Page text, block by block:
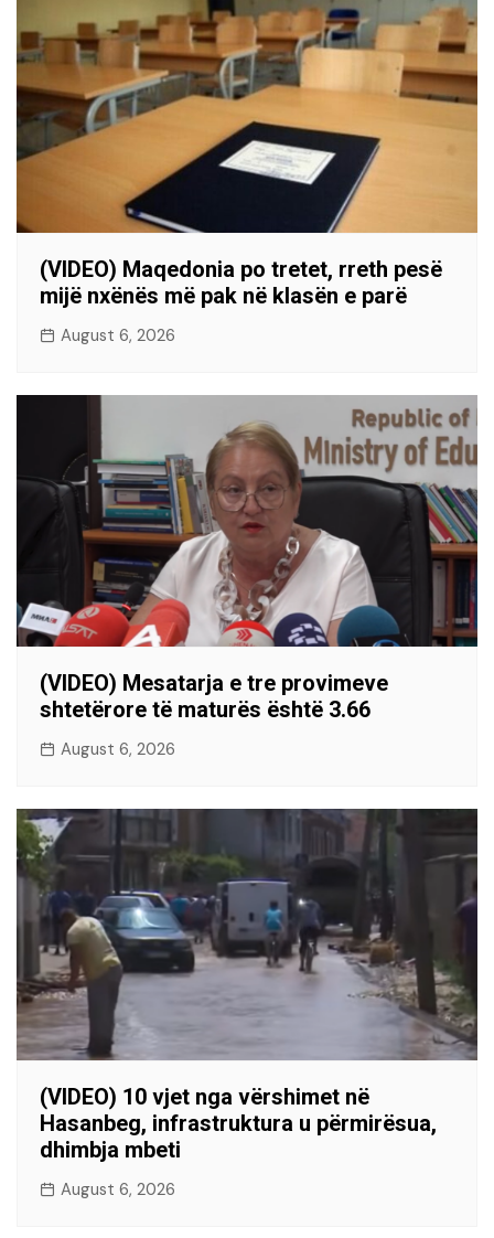
(VIDEO) Maqedonia po tretet, rreth pesë
mijë nxënës më pak në klasën e parë
August 6, 2026
(VIDEO) Mesatarja e tre provimeve
shtetërore të maturës është 3.66
August 6, 2026
(VIDEO) 10 vjet nga vërshimet në
Hasanbeg, infrastruktura u përmirësua,
dhimbja mbeti
August 6, 2026